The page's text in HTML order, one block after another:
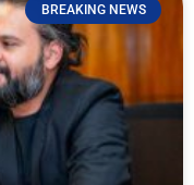
BREAKING NEWS